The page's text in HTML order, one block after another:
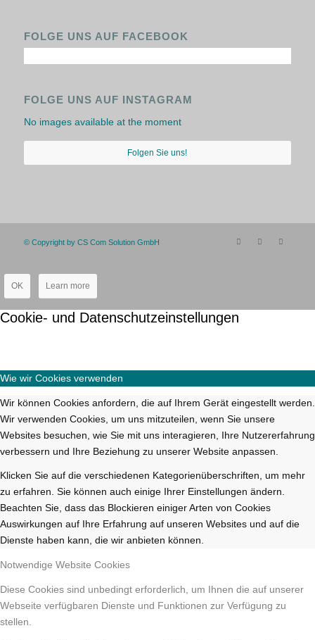
FOLGE UNS AUF FACEBOOK
FOLGE UNS AUF INSTAGRAM
No images available at the moment
Folgen Sie uns!
© Copyright by CS Com Solution GmbH
OK Learn more
Cookie- und Datenschutzeinstellungen
Wie wir Cookies verwenden
Wir können Cookies anfordern, die auf Ihrem Gerät eingestellt werden.
Wir verwenden Cookies, um uns mitzuteilen, wenn Sie unsere
Websites besuchen, wie Sie mit uns interagieren, Ihre Nutzererfahrung
verbessern und Ihre Beziehung zu unserer Website anpassen.
Klicken Sie auf die verschiedenen Kategorienüberschriften, um mehr
zu erfahren. Sie können auch einige Ihrer Einstellungen ändern.
Beachten Sie, dass das Blockieren einiger Arten von Cookies
Auswirkungen auf Ihre Erfahrung auf unseren Websites und auf die
Dienste haben kann, die wir anbieten können.
Notwendige Website Cookies
Diese Cookies sind unbedingt erforderlich, um Ihnen die auf unserer
Webseite verfügbaren Dienste und Funktionen zur Verfügung zu
stellen.